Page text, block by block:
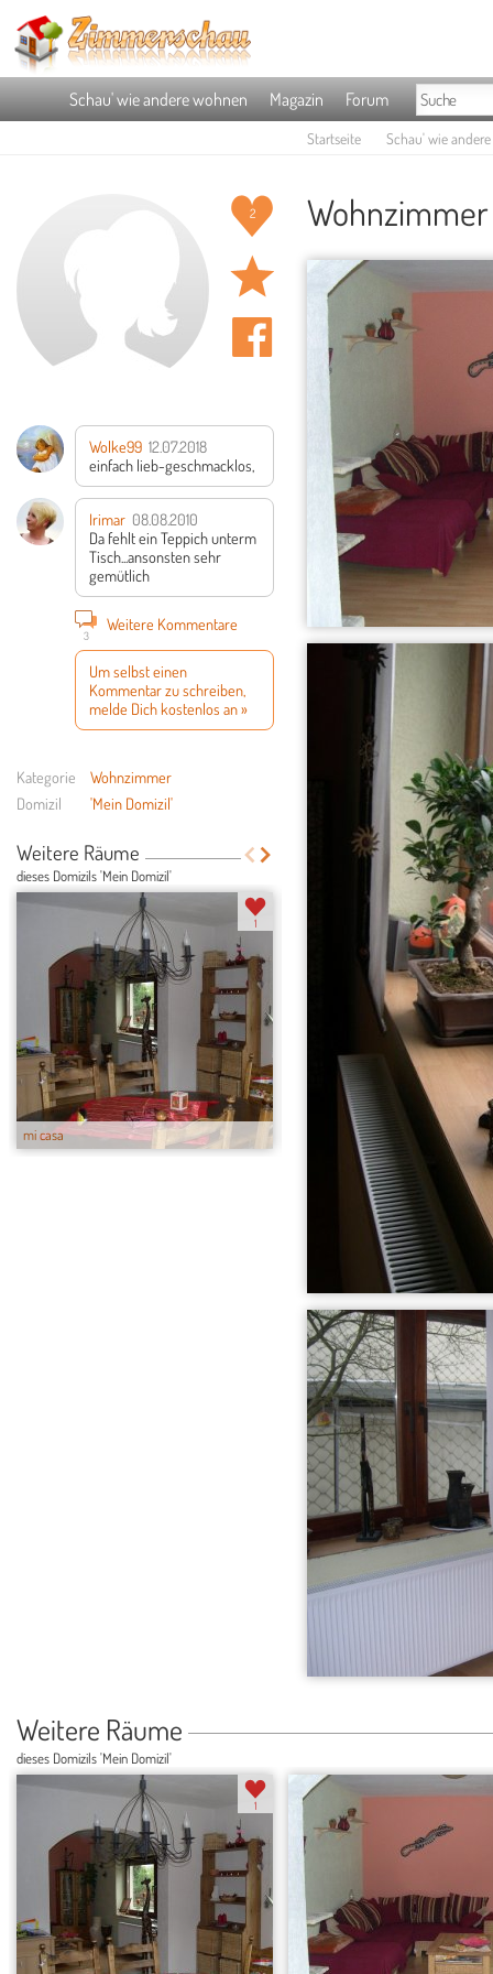
Schau' wie andere wohnen Magazin Forum
Startseite Schau' wie
2
Wolke99 12.07.2018
einfach lieb-geschmacklos,
Irimar 08.08.2010
Da fehlt ein Teppich unterm
Tisch...ansonsten sehr
gemütlich
3
Weitere Kommentare
Um selbst einen
Kommentar zu schreiben,
melde Dich kostenlos an »
Kategorie
Wohnzimmer
Domizil
'Mein Domizil'
Weitere Räume
dieses Domizils 'Mein Domizil'
mi casa
1
Wohnzimmer
Weitere Räume
dieses Domizils 'Mein Domizil'
1